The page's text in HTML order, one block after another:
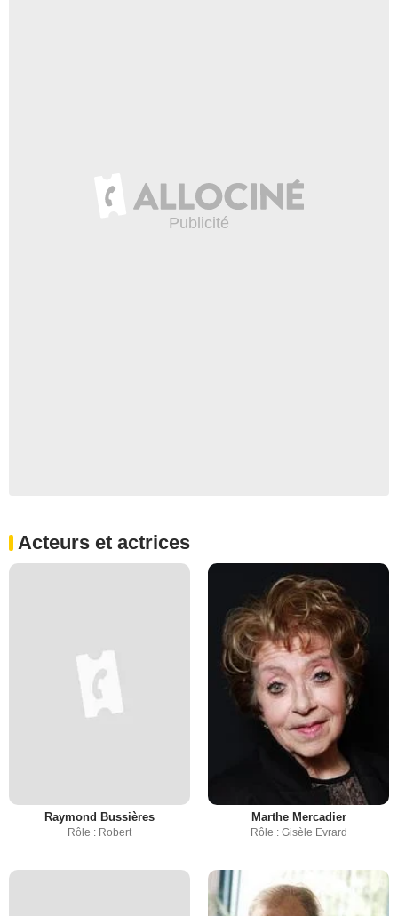
Acteurs et actrices
Raymond Bussières
Rôle : Robert
Marthe Mercadier
Rôle : Gisèle Evrard